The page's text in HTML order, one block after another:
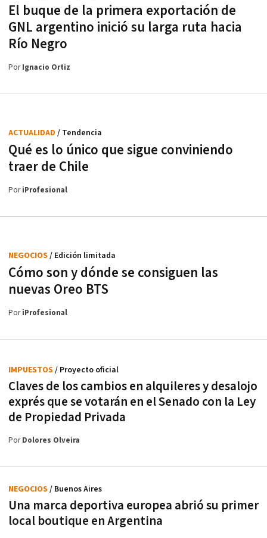
El buque de la primera exportación de
GNL argentino inició su larga ruta hacia
Río Negro
PorIgnacio Ortiz
Qué es lo único que sigue conviniendo
traer de Chile
ACTUALIDAD / Tendencia
PoriProfesional
Cómo son y dónde se consiguen las
nuevas Oreo BTS
NEGOCIOS / Edición limitada
PoriProfesional
Claves de los cambios en alquileres y desalojo
exprés que se votarán en el Senado con la Ley
de Propiedad Privada
IMPUESTOS / Proyecto oficial
PorDolores Olveira
Una marca deportiva europea abrió su primer
local boutique en Argentina
NEGOCIOS / Buenos Aires